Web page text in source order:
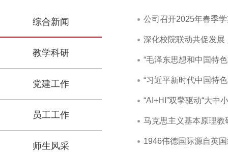
综合新闻
教学科研
党建工作
员工工作
师生风采
公司召开2025年春季
深化校院联动共促发
“毛泽东思想和中国特
“习近平新时代中国特
“AI+HI”双擎驱动“大中
马克思主义基本原理
1946伟德国际源自英